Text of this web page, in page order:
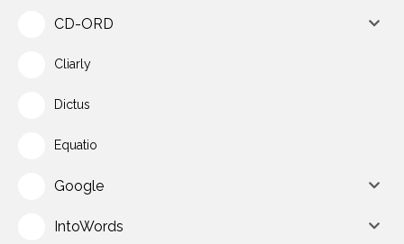
CD-ORD
Cliarly
Dictus
Equatio
Google
IntoWords